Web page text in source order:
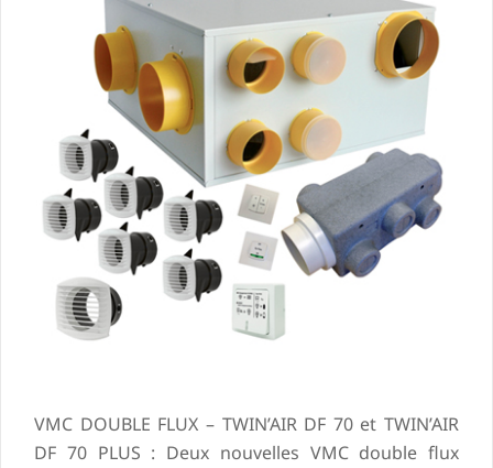
VMC DOUBLE FLUX – TWIN’AIR DF 70 et TWIN’AIR
DF 70 PLUS : Deux nouvelles VMC double flux